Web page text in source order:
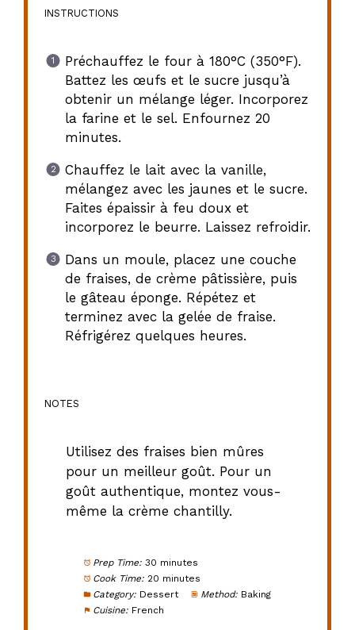
INSTRUCTIONS
Préchauffez le four à 180°C (350°F).
Battez les œufs et le sucre jusqu’à
obtenir un mélange léger. Incorporez
la farine et le sel. Enfournez 20
minutes.
Chauffez le lait avec la vanille,
mélangez avec les jaunes et le sucre.
Faites épaissir à feu doux et
incorporez le beurre. Laissez refroidir.
Dans un moule, placez une couche
de fraises, de crème pâtissière, puis
le gâteau éponge. Répétez et
terminez avec la gelée de fraise.
Réfrigérez quelques heures.
NOTES
Utilisez des fraises bien mûres
pour un meilleur goût. Pour un
goût authentique, montez vous-
même la crème chantilly.
Prep Time: 30 minutes
Cook Time: 20 minutes
Category: Dessert Method: Baking
Cuisine: French